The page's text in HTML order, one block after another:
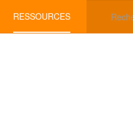
RESSOURCES